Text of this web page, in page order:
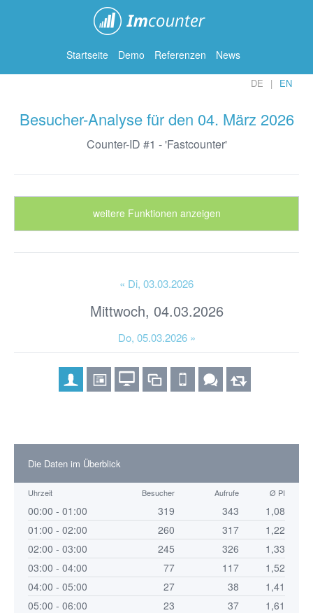
Startseite Demo Referenzen News
DE EN
Besucher-Analyse für den 04. März 2026
Counter-ID #1 - 'Fastcounter'
weitere Funktionen anzeigen
« Di, 03.03.2026
Mittwoch, 04.03.2026
Do, 05.03.2026 »
Die Daten im Überblick
Uhrzeit Besucher Aufrufe Ø PI
00:00 - 01:00 319 343
1,08
01:00 - 02:00
260 317
1,22
02:00 - 03:00
245 326
1,33
03:00 - 04:00
77 117
1,52
04:00 - 05:00
27 38
1,41
05:00 - 06:00
23 37
1,61